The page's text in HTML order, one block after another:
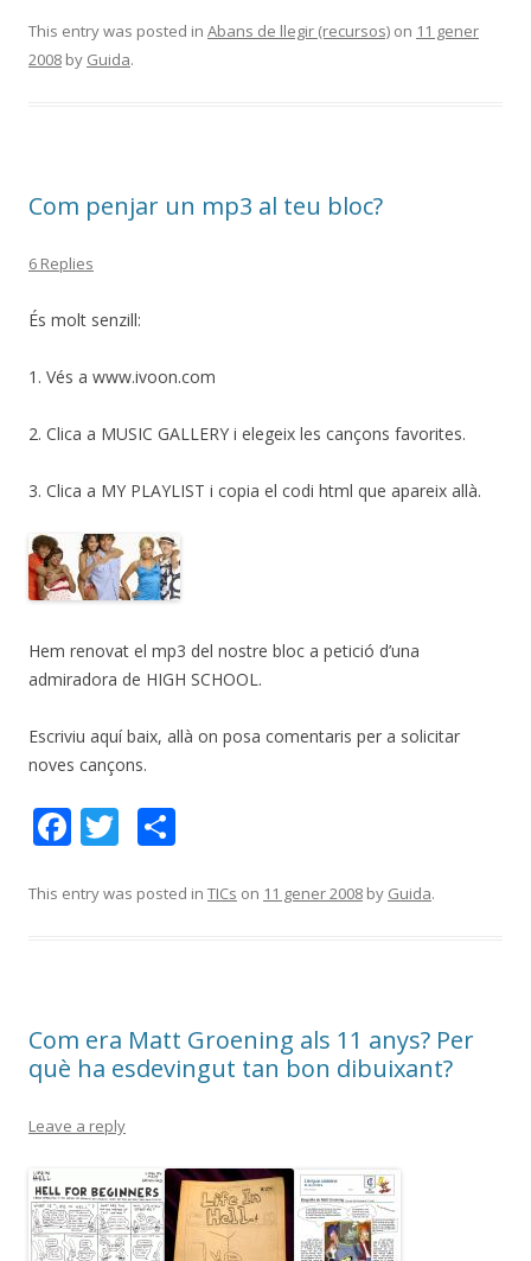
e
b
k
itt
er
m
ix
This entry was posted in Abans de llegir (recursos) on 11 gener
2008 by Guida.
Com penjar un mp3 al teu bloc?
6 Replies
És molt senzill:
1. Vés a www.ivoon.com
2. Clica a MUSIC GALLERY i elegeix les cançons favorites.
3. Clica a MY PLAYLIST i copia el codi html que apareix allà.
Hem renovat el mp3 del nostre bloc a petició d’una
admiradora de HIGH SCHOOL.
Escriviu aquí baix, allà on posa comentaris per a solicitar
noves cançons.
F
e
k
T
itt m
ix
This entry was posted in TICs on 11 gener 2008 by Guida.
Com era Matt Groening als 11 anys? Per
què ha esdevingut tan bon dibuixant?
Leave a reply